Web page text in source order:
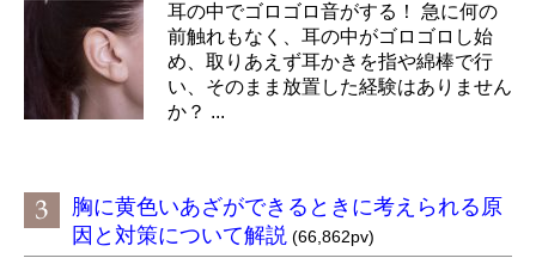
耳の中でゴロゴロ音がする！ 急に何の
前触れもなく、耳の中がゴロゴロし始
め、取りあえず耳かきを指や綿棒で行
い、そのまま放置した経験はありません
か？ ...
胸に黄色いあざができるときに考えられる原
因と対策について解説 (66,862pv)